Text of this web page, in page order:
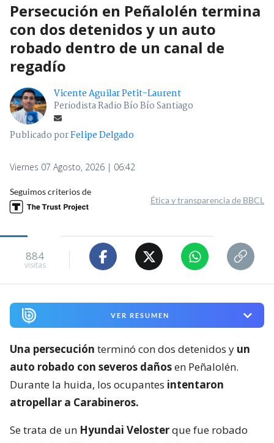
Persecución en Peñalolén termina
con dos detenidos y un auto
robado dentro de un canal de
regadío
Vicente Aguilar Petit-Laurent
Periodista Radio Bío Bío Santiago
Publicado porFelipe Delgado
Viernes 07 Agosto, 2026 | 06:42
Seguimos criterios de
Ética y transparencia de BBCL
884
visitas
VER RESUMEN
Una persecución terminó con dos detenidos y un
auto robado con severos dañosen Peñalolén.
Durante la huida, los ocupantes intentaron
atropellar a Carabineros.
Se trata de un Hyundai Velosterque fue robado